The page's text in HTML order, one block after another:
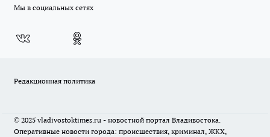
Мы в социальных сетях
Редакционная политика
© 2025 vladivostoktimes.ru - новостной портал Владивостока.
Оперативные новости города: происшествия, криминал, ЖКХ,